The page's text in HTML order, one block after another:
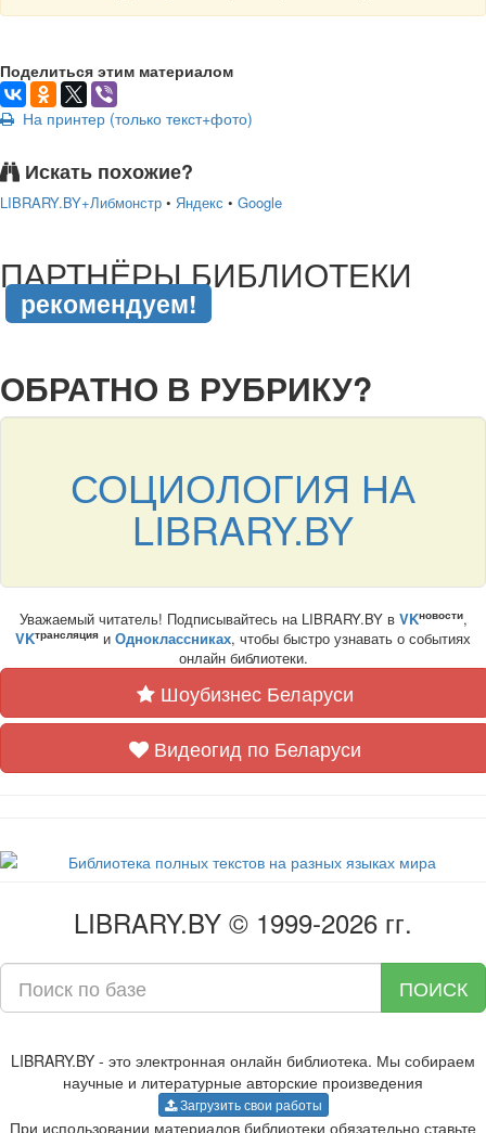
Поделиться этим материалом
На принтер (только текст+фото)
Искать похожие?
LIBRARY.BY+Либмонстр • Яндекс • Google
ПАРТНЁРЫ БИБЛИОТЕКИ
рекомендуем!
ОБРАТНО В РУБРИКУ?
СОЦИОЛОГИЯ НА
LIBRARY.BY
Уважаемый читатель! Подписывайтесь на LIBRARY.BY в VKновости,
VKтрансляция и Одноклассниках, чтобы быстро узнавать о событиях
онлайн библиотеки.
Шоубизнес Беларуси
Видеогид по Беларуси
LIBRARY.BY © 1999-2026 гг.
ПОИСК
LIBRARY.BY - это электронная онлайн библиотека. Мы собираем
научные и литературные авторские произведения
Загрузить свои работы
При использовании материалов библиотеки обязательно ставьте